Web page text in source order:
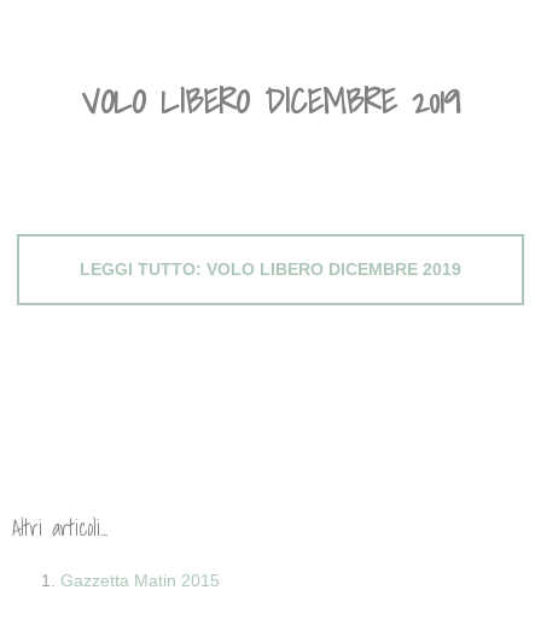
VOLO LIBERO DICEMBRE 2019
LEGGI TUTTO: VOLO LIBERO DICEMBRE 2019
Altri articoli...
Gazzetta Matin 2015